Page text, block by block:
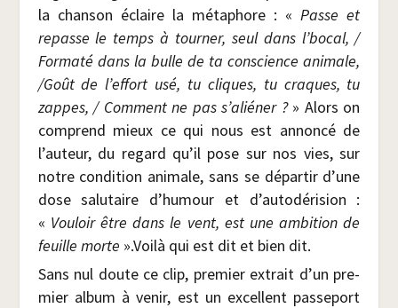
la chan­son éclaire la méta­phore : «Passe et
repasse le temps à tour­ner, seul dans l’bocal, /​
For­ma­té dans la bulle de ta conscience ani­male,
/​Goût de l’effort usé, tu cliques, tu craques, tu
zappes, / Com­ment ne pas s’aliéner ? » Alors on
com­prend mieux ce qui nous est annon­cé de
l’auteur, du regard qu’il pose sur nos vies, sur
notre condi­tion ani­male, sans se dépar­tir d’une
dose salu­taire d’humour et d’autodérision :
« Vou­loir être dans le vent, est une ambi­tion de
feuille morte ».Voi­là qui est dit et bien dit.
Sans nul doute ce clip, pre­mier extrait d’un pre­
mier album à venir, est un excellent pas­se­port